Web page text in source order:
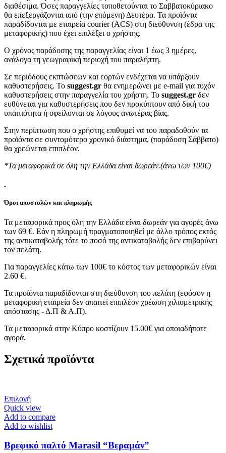
διαθέσιμα. Όσες παραγγελίες τοποθετούνται το Σαββατοκύριακο
θα επεξεργάζονται από (την επόμενη) Δευτέρα. Τα προϊόντα
παραδίδονται με εταιρεία courier (ACS) στη διεύθυνση (έδρα της
μεταφορικής) που έχει επιλέξει ο χρήστης.
Ο χρόνος παράδοσης της παραγγελίας είναι 1 έως 3 ημέρες,
ανάλογα τη γεωγραφική περιοχή του παραλήπτη.
Σε περιόδους εκπτώσεων και εορτών ενδέχεται να υπάρξουν
καθυστερήσεις. Το suggest.gr θα ενημερώνει με e-mail για τυχόν
καθυστερήσεις στην παραγγελία του χρήστη. Το suggest.gr δεν
ευθύνεται για καθυστερήσεις που δεν προκύπτουν από δική του
υπαιτιότητα ή οφείλονται σε λόγους ανωτέρας βίας.
Στην περίπτωση που ο χρήστης επιθυμεί να του παραδοθούν τα
προϊόντα σε συντομότερο χρονικό διάστημα, (παράδοση Σάββατο)
θα χρεώνεται επιπλέον.
*Τα μεταφορικά σε όλη την Ελλάδα είναι δωρεάν.(άνω των 100€)
Όροι αποστολών και πληρωμής
Τα μεταφορικά προς όλη την Ελλάδα είναι δωρεάν για αγορές άνω
των 69 €. Εάν η πληρωμή πραγματοποιηθεί με άλλο τρόπος εκτός
της αντικαταβολής τότε το ποσό της αντικαταβολής δεν επιβαρύνει
τον πελάτη.
Για παραγγελίες κάτω των 100€ το κόστος των μεταφορικών είναι
2.60 €.
Τα προϊόντα παραδίδονται στη διεύθυνση του πελάτη (εφόσον η
μεταφορική εταιρεία δεν απαιτεί επιπλέον χρέωση χιλιομετρικής
απόστασης - Δ.Π & Α.Π).
Τα μεταφορικά στην Κύπρο κοστίζουν 15.00€ για οποιαδήποτε
αγορά.
Σχετικά προϊόντα
ΕπιλογήΑυτό
το
προϊόν
έχει
παραλλαγές.
Quick view
Add to compare
Add to wishlist
Βρεφικό παλτό Marasil “Βεραμάν”